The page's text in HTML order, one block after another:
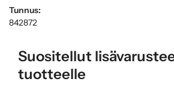
Tunnus:
842872
Suositellut
tuotteelle